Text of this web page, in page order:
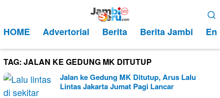
kontenMobile
HOME Advertorial Berita Berita Jambi
TAG: JALAN KE GEDUNG MK DITUTUP
Jalan ke Gedung MK Ditutup, Arus Lalu
Lintas Jakarta Jumat Pagi Lancar